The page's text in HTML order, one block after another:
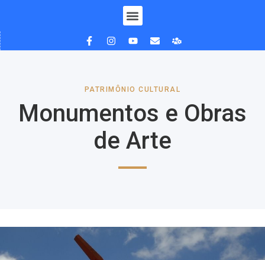
PATRIMÔNIO CULTURAL
Monumentos e Obras
de Arte